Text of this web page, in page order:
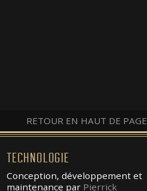
RETOUR EN HAUT DE PAGE
TECHNOLOGIE
Conception, développement et
maintenance par Pierrick